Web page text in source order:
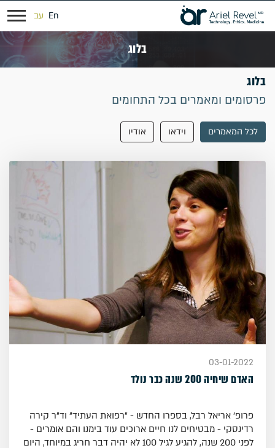
עב En
בלוג
בלוג
פרסומים ומאמרים בכל התחומים
לכל המאמרים וידאו אודיו
03-01-2022
האדם שיחיה 200 שנה כבר נולד
פרופ' אריאל רבל, בספרו החדש - "רפואת העתיד" וד"ר קירה
רדינסקי - מבטיחים לנו חיים ארוכים עוד בימנו והם אומרים -
לפני 200 שנה, להגיע לגיל 100 לא יהיה דבר חריג במיוחד, היום